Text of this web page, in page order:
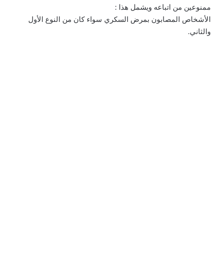
ممنوعين من اتباعه ويشمل هذا :
الأشخاص المصابون بمرض السكري سواء كان من النوع الأول
والثاني.